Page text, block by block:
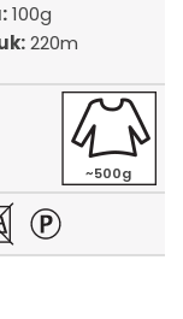
100g
220m
~500g